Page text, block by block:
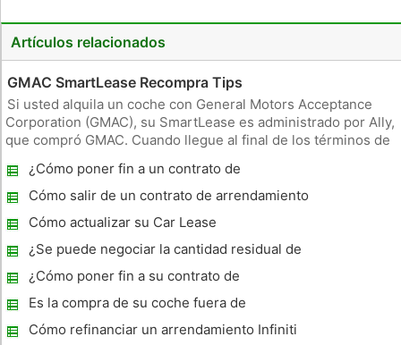
Artículos relacionados
GMAC SmartLease Recompra Tips
Si usted alquila un coche con General Motors Acceptance
Corporation (GMAC), su SmartLease es administrado por Ally,
que compró GMAC. Cuando llegue al final de los términos de
y volver a comprar (comprar a) el arrendamiento o la compra
o arre
¿Cómo poner fin a un contrato de
arrendamiento de coches debido a la
muerte
Cómo salir de un contrato de arrendamiento
de coches
Cómo actualizar su Car Lease
¿Se puede negociar la cantidad residual de
un BMW coche alquilado?
¿Cómo poner fin a su contrato de
arrendamiento de automóviles
Es la compra de su coche fuera de
arrendamiento una buena idea?
Cómo refinanciar un arrendamiento Infiniti